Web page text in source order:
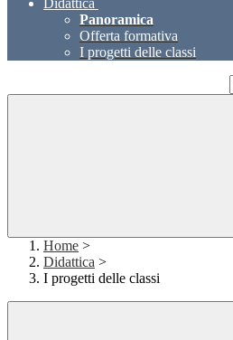
Didattica
Panoramica
Offerta formativa
I progetti delle classi
Home >
Didattica >
I progetti delle classi